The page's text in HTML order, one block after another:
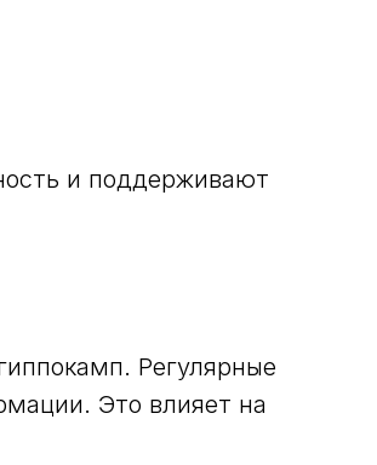
и поддерживают
Регулярные
Это влияет на